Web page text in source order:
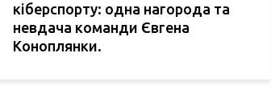
кіберспорту: одна нагорода та
невдача команди Євгена
Коноплянки.